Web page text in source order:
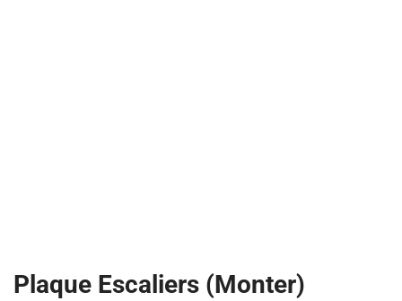
Plaque Escaliers (Monter)